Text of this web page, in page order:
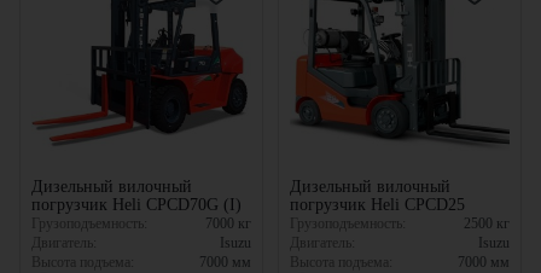
Дизельный вилочный
погрузчик Heli CPCD70G (I)
Грузоподъемность: 7000 кг
Двигатель:
Isuzu
Высота подъема:
7000 мм
Дизельный вилочный
погрузчик Heli CPCD25
Грузоподъемность: 2500 кг
Двигатель:
Isuzu
Высота подъема:
7000 мм